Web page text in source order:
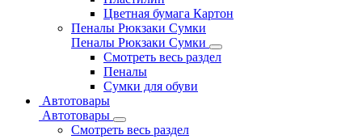
Цветная бумага Картон
Пеналы Рюкзаки Сумки
Пеналы Рюкзаки Сумки
Смотреть весь раздел
Пеналы
Сумки для обуви
Автотовары
Автотовары
Смотреть весь раздел